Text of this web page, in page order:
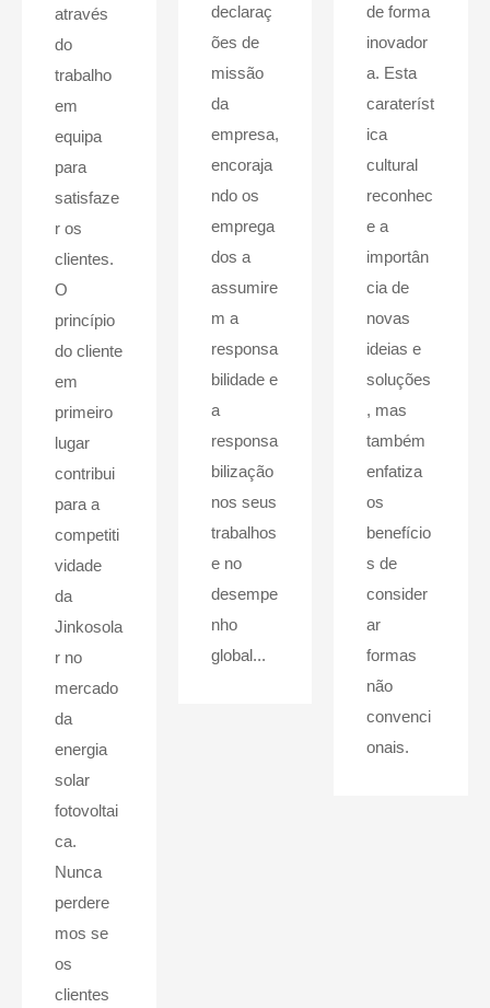
através
do
trabalho
em
equipa
para
satisfaze
r os
clientes.
O
princípio
do cliente
em
primeiro
lugar
contribui
para a
competiti
vidade
da
Jinkosola
r no
mercado
da
energia
solar
fotovoltai
ca.
Nunca
perdere
mos se
os
clientes
declaraç
ões de
missão
da
empresa,
encoraja
ndo os
emprega
dos a
assumire
m a
responsa
bilidade e
a
responsa
bilização
nos seus
trabalhos
e no
desempe
nho
global...
de forma
inovador
a. Esta
carateríst
ica
cultural
reconhec
e a
importân
cia de
novas
ideias e
soluções
, mas
também
enfatiza
os
benefício
s de
consider
ar
formas
não
convenci
onais.